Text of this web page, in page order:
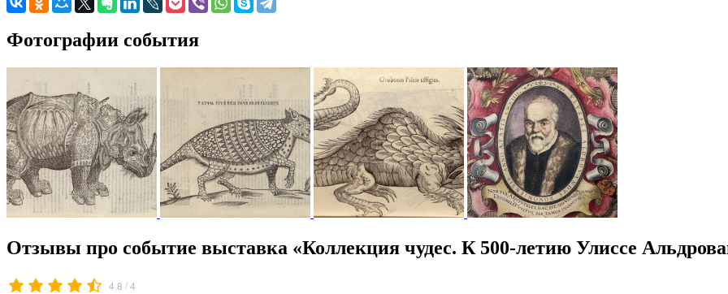
Фотографии события
Отзывы про событие выставка «Коллекция чудес. К 500-летию Улиссе
4.8 /4